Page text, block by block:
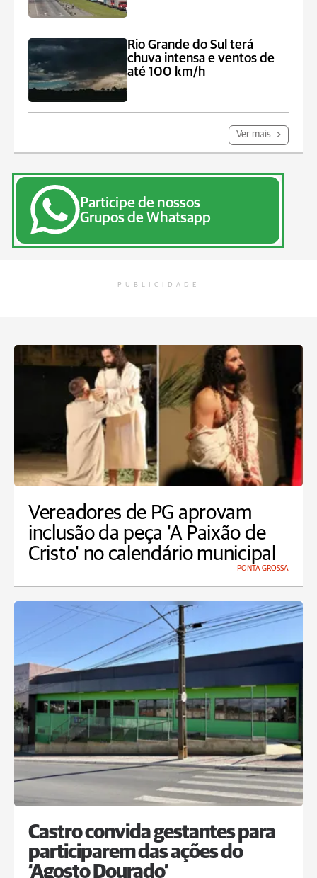
Rio Grande do Sul terá
chuva intensa e ventos de
até 100 km/h
Ver mais
Participe de nossos
Grupos de Whatsapp
PUBLICIDADE
Vereadores de PG aprovam
inclusão da peça 'A Paixão de
Cristo' no calendário municipal
PONTA GROSSA
Castro convida gestantes para
participarem das ações do
‘Agosto Dourado’